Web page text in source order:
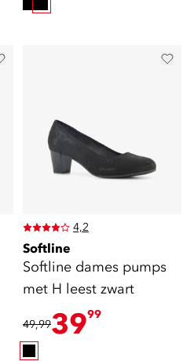
4,2
Softline
Softline dames pumps
met H leest zwart
49,993999